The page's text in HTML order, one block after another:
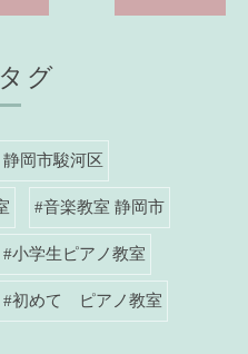
グ
岡市駿河区
#音楽教室 静岡市
#小学生ピアノ教室
#初めて ピアノ教室